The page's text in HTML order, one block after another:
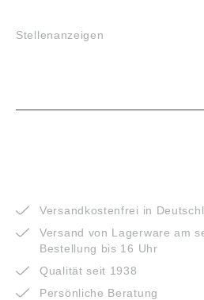
Stellenanzeigen
Versandkostenfrei in
Versand von Lagerware am
Bestellung bis 16 Uhr
Qualität seit 1938
Persönliche Beratung